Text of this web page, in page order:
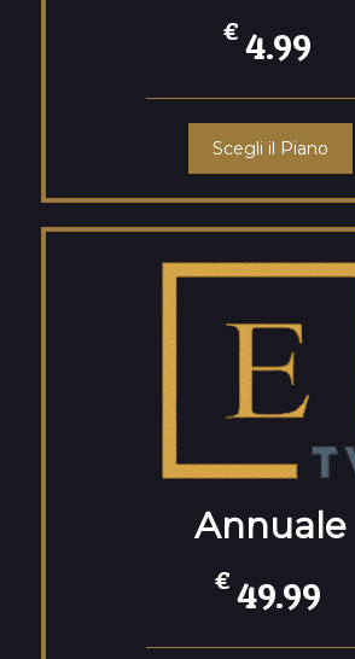
€ 4.99
Scegli il Piano
Annuale
€ 49.99